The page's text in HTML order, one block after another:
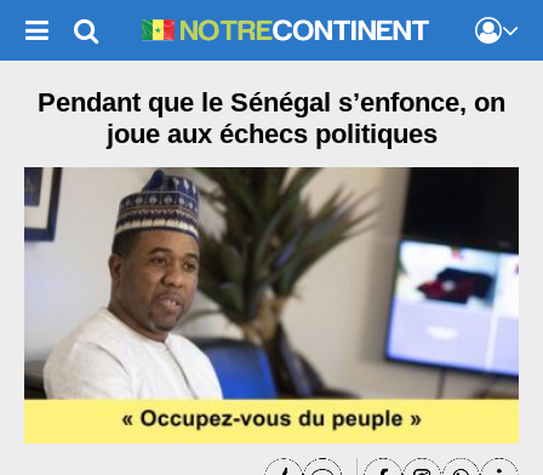
Pendant que le Sénégal s’enfonce, on
joue aux échecs politiques